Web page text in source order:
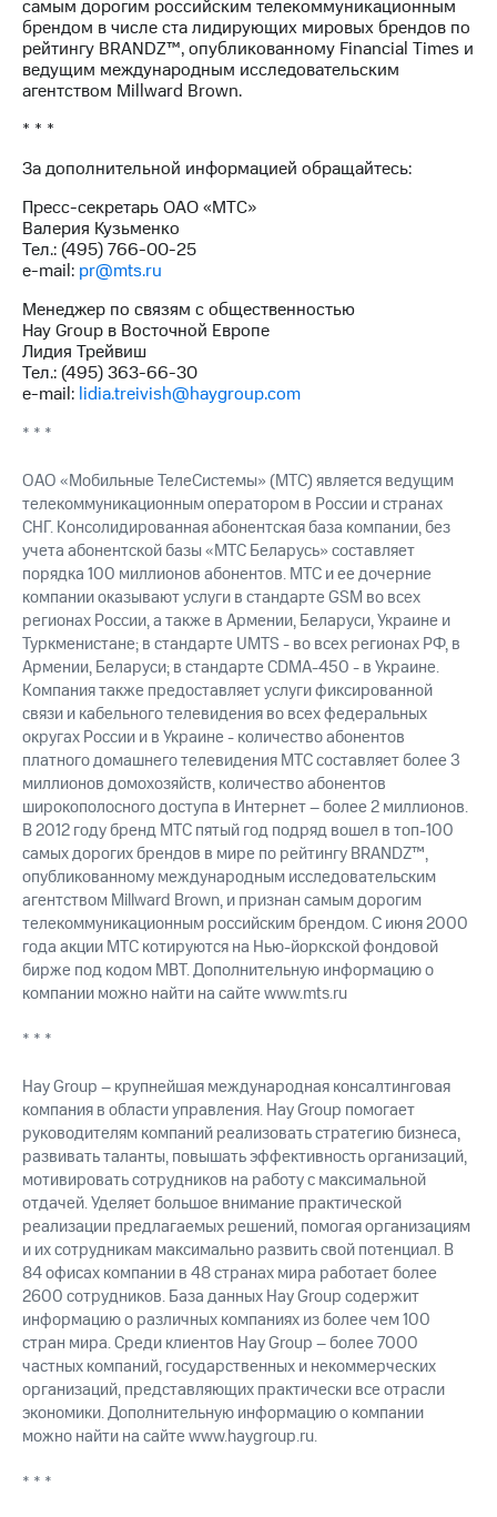
самым дорогим российским телекоммуникационным
брендом в числе ста лидирующих мировых брендов по
рейтингу BRANDZ™, опубликованному Financial Times и
ведущим международным исследовательским
агентством Millward Brown.
* * *
За дополнительной информацией обращайтесь:
Пресс-секретарь ОАО «МТС»
Валерия Кузьменко
Тел.: (495) 766-00-25
e-mail: pr@mts.ru
Менеджер по связям с общественностью
Hay Group в Восточной Европе
Лидия Трейвиш
Тел.: (495) 363-66-30
e-mail: lidia.treivish@haygroup.com
* * *
ОАО «Мобильные ТелеСистемы» (МТС) является ведущим
телекоммуникационным оператором в России и странах
СНГ. Консолидированная абонентская база компании, без
учета абонентской базы «МТС Беларусь» составляет
порядка 100 миллионов абонентов. МТС и ее дочерние
компании оказывают услуги в стандарте GSM во всех
регионах России, а также в Армении, Беларуси, Украине и
Туркменистане; в стандарте UMTS - во всех регионах РФ, в
Армении, Беларуси; в стандарте CDMA-450 - в Украине.
Компания также предоставляет услуги фиксированной
связи и кабельного телевидения во всех федеральных
округах России и в Украине - количество абонентов
платного домашнего телевидения МТС составляет более 3
миллионов домохозяйств, количество абонентов
широкополосного доступа в Интернет – более 2 миллионов.
В 2012 году бренд МТС пятый год подряд вошел в топ-100
самых дорогих брендов в мире по рейтингу BRANDZ™,
опубликованному международным исследовательским
агентством Millward Brown, и признан самым дорогим
телекоммуникационным российским брендом. С июня 2000
года акции МТС котируются на Нью-йоркской фондовой
бирже под кодом MBT. Дополнительную информацию о
компании можно найти на сайте www.mts.ru
* * *
Hay Group – крупнейшая международная консалтинговая
компания в области управления. Hay Group помогает
руководителям компаний реализовать стратегию бизнеса,
развивать таланты, повышать эффективность организаций,
мотивировать сотрудников на работу с максимальной
отдачей. Уделяет большое внимание практической
реализации предлагаемых решений, помогая организациям
и их сотрудникам максимально развить свой потенциал. В
84 офисах компании в 48 странах мира работает более
2600 сотрудников. База данных Hay Group содержит
информацию о различных компаниях из более чем 100
стран мира. Среди клиентов Hay Group – более 7000
частных компаний, государственных и некоммерческих
организаций, представляющих практически все отрасли
экономики. Дополнительную информацию о компании
можно найти на сайте www.haygroup.ru.
* * *